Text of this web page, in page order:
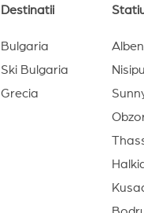
Destinatii
Bulgaria
Ski Bulgaria
Grecia